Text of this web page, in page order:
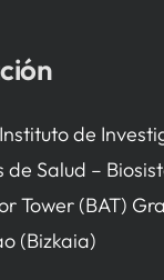
de
de Salud –
Tower (BAT)
(Bizkaia)